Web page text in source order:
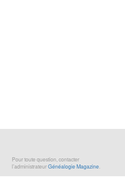
Pour toute question, contacter
l’administrateurGénéalogie Magazine.